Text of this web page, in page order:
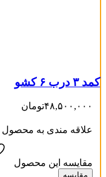
محصول رنگ -
کمد ۳ درب ۶ کشو
۴۸,۵۰۰,۰۰۰تومان
علاقه مندی به محصول
مقایسه این محصول
مقایسه